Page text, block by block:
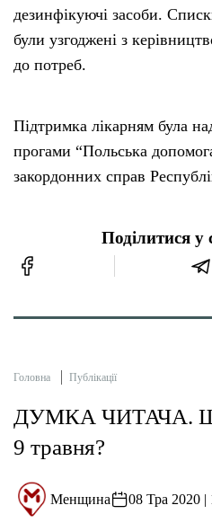
Підтримати «місцевих»
Редакційна політика
дезинфікуючі засоби.
були узгоджені з
до потреб.
Підтримка лікарням була
прогами “Польська
закордонних справ
Поділитися у
Головна Публікації
ДУМКА ЧИТАЧА. Що
9 травня?
Менщина 08 Тра 2020 |